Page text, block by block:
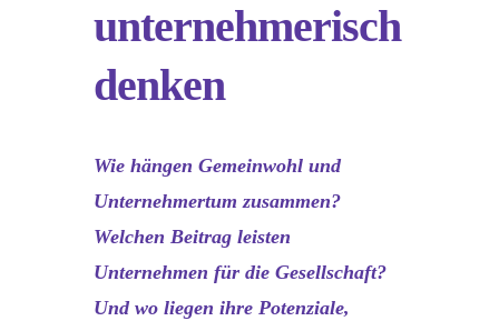
unternehmerisch
denken
Wie hängen Gemeinwohl und
Unternehmertum zusammen?
Welchen Beitrag leisten
Unternehmen für die Gesellschaft?
Und wo liegen ihre Potenziale,